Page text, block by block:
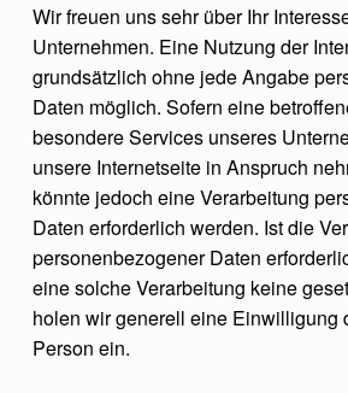
Wir freuen uns sehr über Ihr
Unternehmen. Eine Nutzung der
grundsätzlich ohne jede Angabe
Daten möglich. Sofern eine
besondere Services unseres
unsere Internetseite in Anspruch
könnte jedoch eine Verarbeitung
Daten erforderlich werden. Ist die
personenbezogener Daten
eine solche Verarbeitung keine
holen wir generell eine Einwilligung
Person ein.